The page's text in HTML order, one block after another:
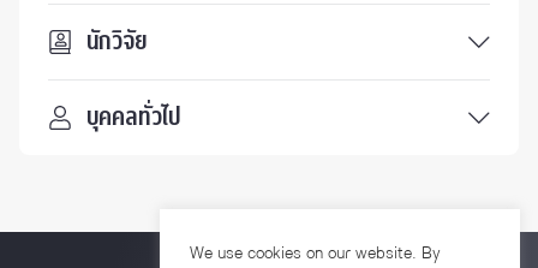
นักวิจัย
บุคคลทั่วไป
We use cookies on our website. By